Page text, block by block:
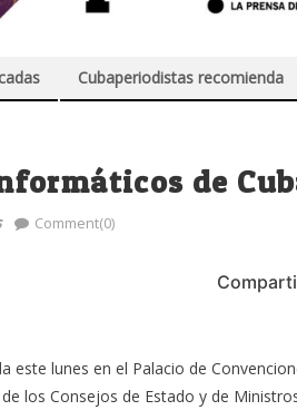
Cubaperiodistas recomienda
de
Comment(0)
este lunes en el Palacio de
los Consejos de Estado y de